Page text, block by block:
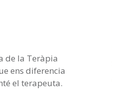
de la Teràpia
ens diferencia
el terapeuta.